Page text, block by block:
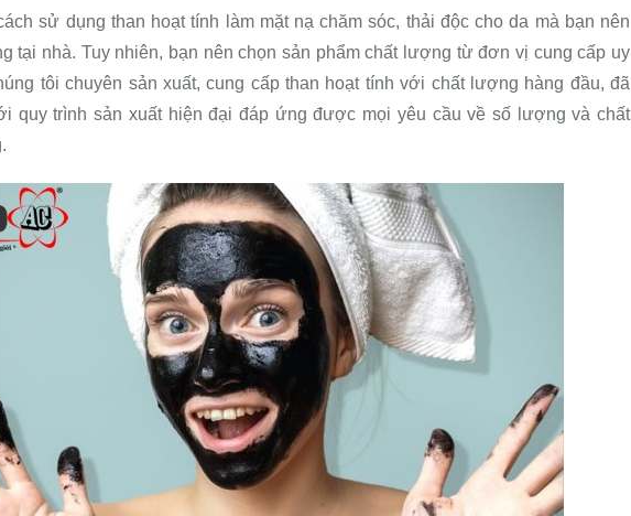
sử dụng than hoạt tính làm mặt nạ chăm sóc, thải độc cho da mà bạn nên
tại nhà. Tuy nhiên, bạn nên chọn sản phẩm chất lượng từ đơn vị cung cấp uy
tôi chuyên sản xuất, cung cấp than hoạt tính với chất lượng hàng đầu, đã
quy trình sản xuất hiện đại đáp ứng được mọi yêu cầu về số lượng và chất